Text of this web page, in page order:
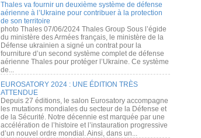
Thales va fournir un deuxième système de défense
aérienne à l’Ukraine pour contribuer à la protection
de son territoire
photo Thales 07/06/2024 Thales Group Sous l’égide
du ministère des Armées français, le ministère de la
Défense ukrainien a signé un contrat pour la
fourniture d’un second système complet de défense
aérienne Thales pour protéger l’Ukraine. Ce système
de...
EUROSATORY 2024 : UNE ÉDITION TRÈS
ATTENDUE
Depuis 27 éditions, le salon Eurosatory accompagne
les mutations mondiales du secteur de la Défense et
de la Sécurité. Notre décennie est marquée par une
accélération de l’histoire et l’instauration progressive
d’un nouvel ordre mondial. Ainsi, dans un...